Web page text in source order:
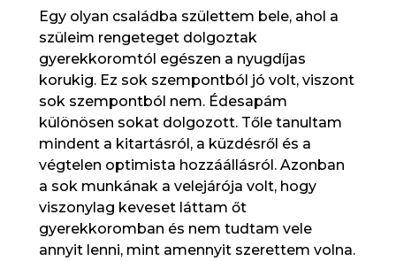
Egy olyan családba születtem bele, ahol a
szüleim rengeteget dolgoztak
gyerekkoromtól egészen a nyugdíjas
korukig. Ez sok szempontból jó volt, viszont
sok szempontból nem. Édesapám
különösen sokat dolgozott. Tőle tanultam
mindent a kitartásról, a küzdésről és a
végtelen optimista hozzáállásról. Azonban
a sok munkának a velejárója volt, hogy
viszonylag keveset láttam őt
gyerekkoromban és nem tudtam vele
annyit lenni, mint amennyit szerettem volna.